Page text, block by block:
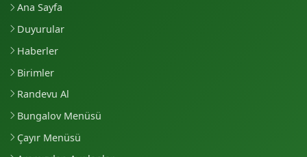
Ana Sayfa
Duyurular
Haberler
Birimler
Randevu Al
Bungalov Menüsü
Çayır Menüsü